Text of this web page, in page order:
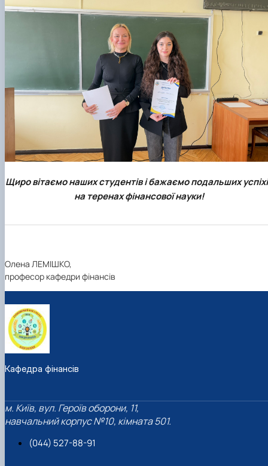
Щиро вітаємо наших студентів і бажаємо подальших
на теренах фінансової науки!
Олена ЛЕМІШКО,
професор кафедри фінансів
Кафедра фінансів
м. Київ, вул. Героїв оборони, 11,
навчальний корпус №10, кімната 501.
(044) 527-88-91